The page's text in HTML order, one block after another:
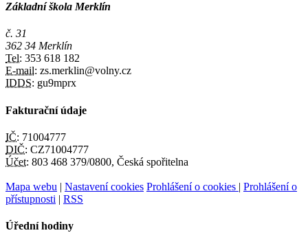
Základní škola Merklín
č. 31
362 34 Merklín
Tel: 353 618 182
E-mail: zs.merklin@volny.cz
IDDS: gu9mprx
Fakturační údaje
IČ: 71004777
DIČ: CZ71004777
Účet: 803 468 379/0800, Česká spořitelna
Mapa webu | Nastavení cookies Prohlášení o cookies | Prohlášení o
přístupnosti | RSS
Úřední hodiny